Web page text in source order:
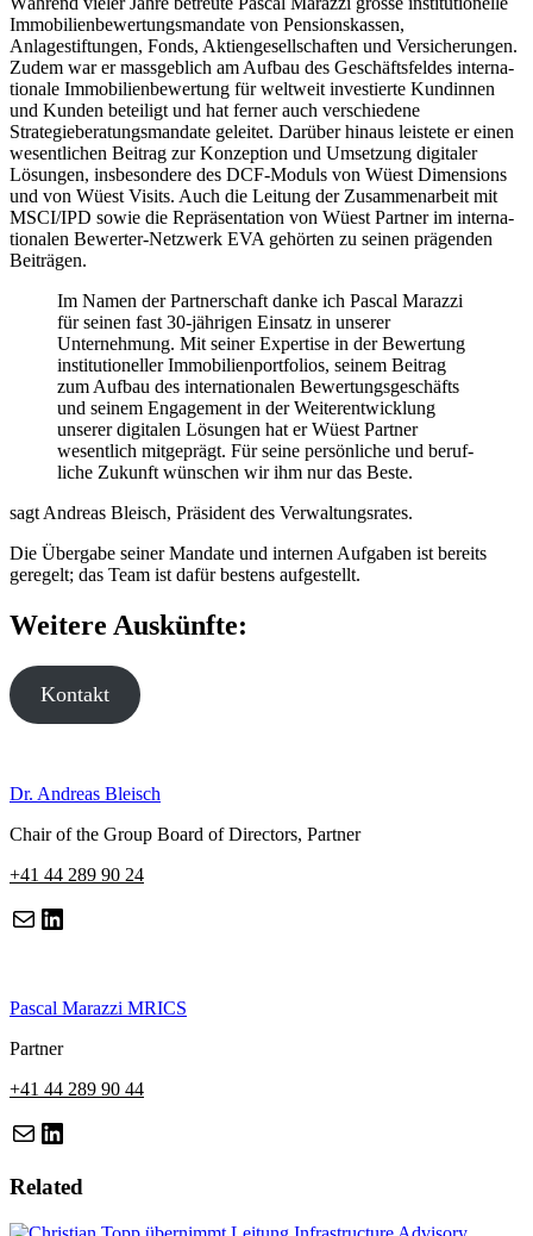
Immobilienbewertungsmandate von Pensionskassen,
Anlagestiftungen, Fonds, Aktiengesellschaften und Versicherungen.
Zudem war er massgeblich am Aufbau des Geschäftsfeldes inter­na­
tionale Immobilienbewertung für weltweit inves­tierte Kundinnen
und Kunden beteiligt und hat ferner auch verschiedene
Strategieberatungsmandate geleitet. Darüber hinaus leistete er einen
wesent­lichen Beitrag zur Konzeption und Umsetzung digitaler
Lösungen, insbe­sondere des DCF-Moduls von Wüest Dimensions
und von Wüest Visits. Auch die Leitung der Zusammenarbeit mit
MSCI/IPD sowie die Repräsentation von Wüest Partner im inter­na­
tio­nalen Bewerter-Netzwerk EVA gehörten zu seinen prägenden
Beiträgen.
Im Namen der Partnerschaft danke ich Pascal Marazzi
für seinen fast 30-jährigen Einsatz in unserer
Unternehmung. Mit seiner Expertise in der Bewertung
insti­tu­tio­neller Immobilienportfolios, seinem Beitrag
zum Aufbau des inter­na­tio­nalen Bewertungsgeschäfts
und seinem Engagement in der Weiterentwicklung
unserer digitalen Lösungen hat er Wüest Partner
wesentlich mitge­prägt. Für seine persön­liche und beruf­
liche Zukunft wünschen wir ihm nur das Beste.
sagt Andreas Bleisch, Präsident des Verwaltungsrates.
Die Übergabe seiner Mandate und internen Aufgaben ist bereits
geregelt; das Team ist dafür bestens aufge­stellt.
Weitere Auskünfte:
Kontakt
Dr. Andreas Bleisch
Chair of the Group Board of Directors, Partner
+41 44 289 90 24
Pascal Marazzi MRICS
Partner
+41 44 289 90 44
Related